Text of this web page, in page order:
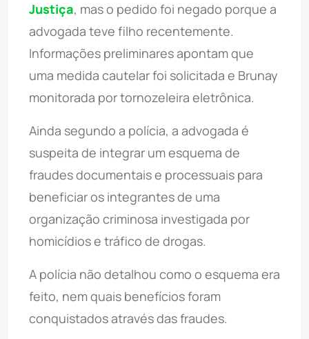
Justiça, mas o pedido foi negado porque a
advogada teve filho recentemente.
Informações preliminares apontam que
uma medida cautelar foi solicitada e Brunay
monitorada por tornozeleira eletrônica.
Ainda segundo a polícia, a advogada é
suspeita de integrar um esquema de
fraudes documentais e processuais para
beneficiar os integrantes de uma
organização criminosa investigada por
homicídios e tráfico de drogas.
A polícia não detalhou como o esquema era
feito, nem quais benefícios foram
conquistados através das fraudes.